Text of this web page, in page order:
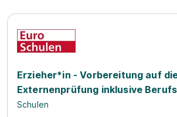
Erzieher*in - Vorbereitung auf
Externenprüfung inklusive
Schulen